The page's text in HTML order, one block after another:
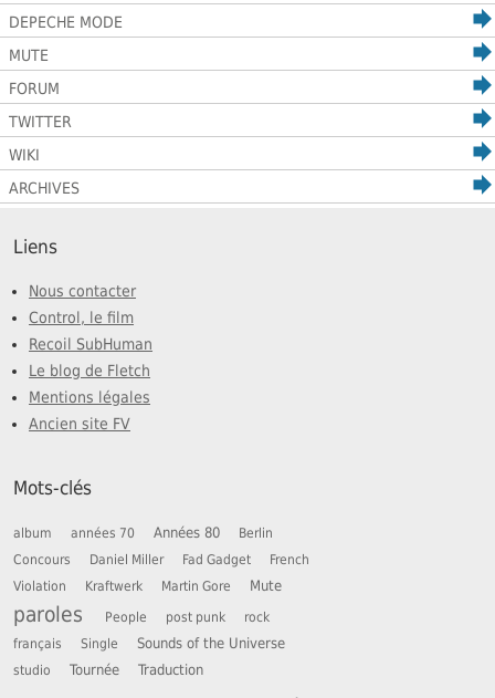
DEPECHE MODE
MUTE
FORUM
TWITTER
WIKI
ARCHIVES
Liens
Nous contacter
Control, le film
Recoil SubHuman
Le blog de Fletch
Mentions légales
Ancien site FV
Mots-clés
album années 70 Années 80
Berlin
Concours
Daniel Miller Fad Gadget
French
Violation
Kraftwerk Martin Gore Mute
paroles People post punk
rock
français
Single Sounds of the Universe
studio Tournée Traduction